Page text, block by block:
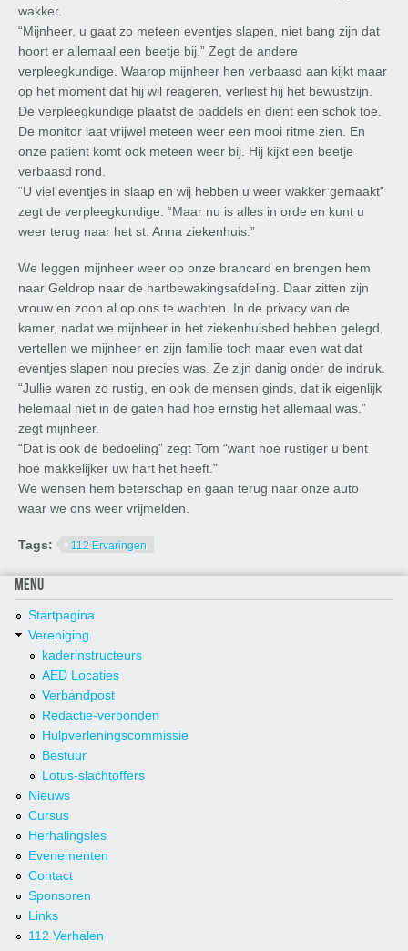
wakker.
“Mijnheer, u gaat zo meteen eventjes slapen, niet bang zijn dat
hoort er allemaal een beetje bij.” Zegt de andere
verpleegkundige. Waarop mijnheer hen verbaasd aan kijkt maar
op het moment dat hij wil reageren, verliest hij het bewustzijn.
De verpleegkundige plaatst de paddels en dient een schok toe.
De monitor laat vrijwel meteen weer een mooi ritme zien. En
onze patiënt komt ook meteen weer bij. Hij kijkt een beetje
verbaasd rond.
“U viel eventjes in slaap en wij hebben u weer wakker gemaakt”
zegt de verpleegkundige. “Maar nu is alles in orde en kunt u
weer terug naar het st. Anna ziekenhuis.”
We leggen mijnheer weer op onze brancard en brengen hem
naar Geldrop naar de hartbewakingsafdeling. Daar zitten zijn
vrouw en zoon al op ons te wachten. In de privacy van de
kamer, nadat we mijnheer in het ziekenhuisbed hebben gelegd,
vertellen we mijnheer en zijn familie toch maar even wat dat
eventjes slapen nou precies was. Ze zijn danig onder de indruk.
“Jullie waren zo rustig, en ook de mensen ginds, dat ik eigenlijk
helemaal niet in de gaten had hoe ernstig het allemaal was.”
zegt mijnheer.
“Dat is ook de bedoeling” zegt Tom “want hoe rustiger u bent
hoe makkelijker uw hart het heeft.”
We wensen hem beterschap en gaan terug naar onze auto
waar we ons weer vrijmelden.
Tags: 112 Ervaringen
MENU
Startpagina
Vereniging
kaderinstructeurs
AED Locaties
Verbandpost
Redactie-verbonden
Hulpverleningscommissie
Bestuur
Lotus-slachtoffers
Nieuws
Cursus
Herhalingsles
Evenementen
Contact
Sponsoren
Links
112 Verhalen